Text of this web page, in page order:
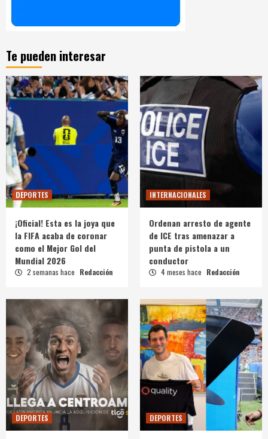
Te pueden interesar
DEPORTES
¡Oficial! Esta es la joya que
la FIFA acaba de coronar
como el Mejor Gol del
Mundial 2026
2 semanas hace Redacción
INTERNACIONALES
Ordenan arresto de agente
de ICE tras amenazar a
punta de pistola a un
conductor
4 meses hace Redacción
DEPORTES DEPORTES